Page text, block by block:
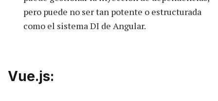
pero puede no ser tan potente o estructurada
como el sistema DI de Angular.
Vue.js: